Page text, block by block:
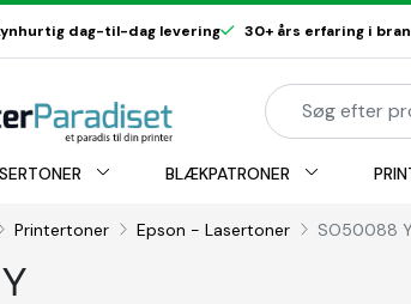
dag-til-dag levering 30+ års erfaring i
BLÆKPATRONER
Printertoner Epson - Lasertoner SO50088 Y